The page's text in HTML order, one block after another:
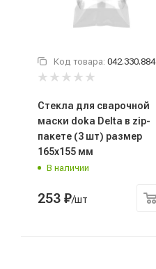
Код товара: 042.330.884
Стекла для сварочной
маски doka Delta в zip-
пакете (3 шт) размер
165х155 мм
В наличии
253 ₽/шт